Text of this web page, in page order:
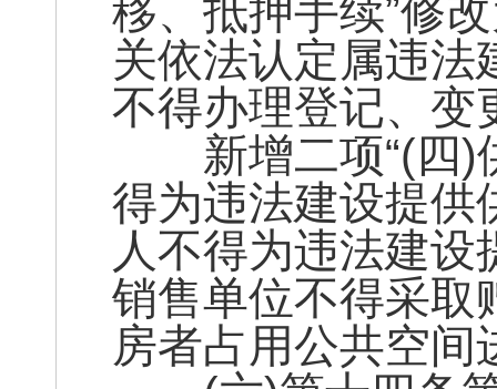
移、抵押手续”修
关依法认定属违法
不得办理登记、变
新增二项“(四)
得为违法建设提供
人不得为违法建设
销售单位不得采取
房者占用公共空间